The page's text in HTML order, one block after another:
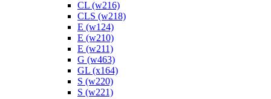
CL (w216)
CLS (w218)
E (w124)
E (w210)
E (w211)
G (w463)
GL (x164)
S (w220)
S (w221)